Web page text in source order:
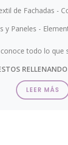
de Fachadas -
y Paneles -
todo lo que
LEER MÁS